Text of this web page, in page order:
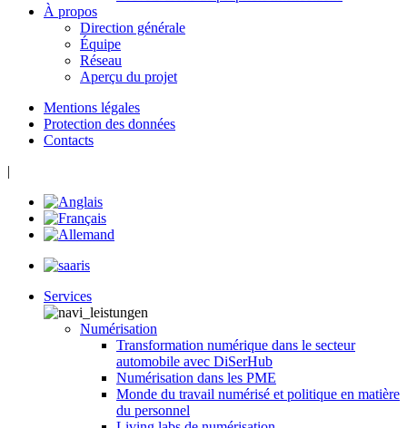
À propos
Direction générale
Équipe
Réseau
Aperçu du projet
Mentions légales
Protection des données
Contacts
|
Services
Numérisation
Transformation numérique dans le secteur
automobile avec DiSerHub
Numérisation dans les PME
Monde du travail numérisé et politique en matière
du personnel